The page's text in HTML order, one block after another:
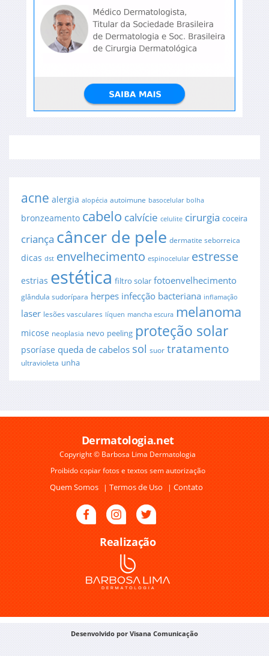
acne alergia alopécia autoimune basocelular bolha
bronzeamento cabelo calvície celulite cirurgia coceira
criança câncer de pele dermatite seborreica
dicas dst envelhecimento espinocelular estresse
estrias estética filtro solar fotoenvelhecimento
glândula sudorípara herpes infecção bacteriana inflamação
laser lesões vasculares líquen mancha escura melanoma
micose neoplasia nevo peeling proteção solar
psoríase queda de cabelos sol suor tratamento
ultravioleta unha
Dermatologia.net
Copyright © Barbosa Lima Dermatologia
Proibido copiar fotos e textos sem autorização
Quem Somos | Termos de Uso | Contato
Realização
Desenvolvido por Visana Comunicação